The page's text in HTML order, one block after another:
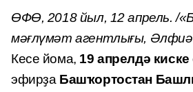
ӨФӨ, 2018 йыл, 12 апрель. /
мәғлүмәт агентлығы, Әлфиә
Кесе йома, 19 апрелдә киске
эфирҙа Башҡортостан